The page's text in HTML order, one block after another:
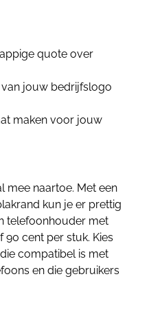
quote over
jouw bedrijfslogo
maken voor jouw
mee naartoe. Met een
kun je er prettig
telefoonhouder met
90 cent per stuk. Kies
compatibel is met
en die gebruikers